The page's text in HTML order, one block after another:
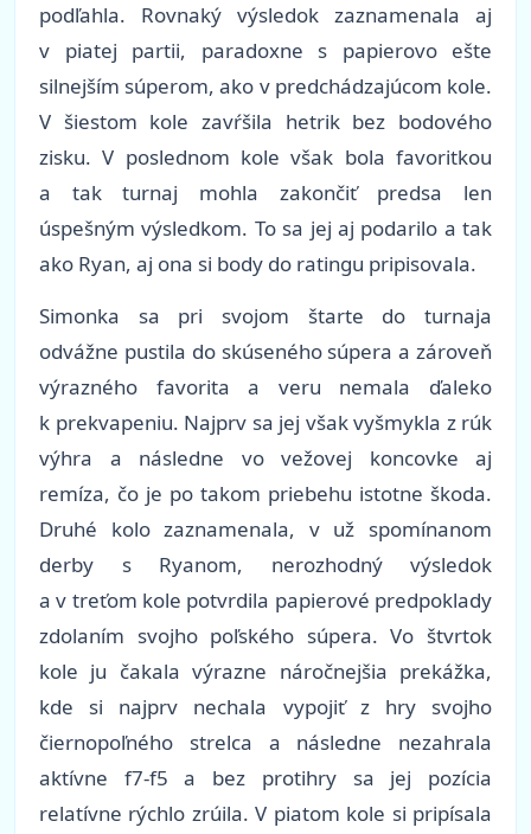
podľahla. Rovnaký výsledok zaznamenala aj
v piatej partii, paradoxne s papierovo ešte
silnejším súperom, ako v predchádzajúcom kole.
V šiestom kole zavŕšila hetrik bez bodového
zisku. V poslednom kole však bola favoritkou
a tak turnaj mohla zakončiť predsa len
úspešným výsledkom. To sa jej aj podarilo a tak
ako Ryan, aj ona si body do ratingu pripisovala.
Simonka sa pri svojom štarte do turnaja
odvážne pustila do skúseného súpera a zároveň
výrazného favorita a veru nemala ďaleko
k prekvapeniu. Najprv sa jej však vyšmykla z rúk
výhra a následne vo vežovej koncovke aj
remíza, čo je po takom priebehu istotne škoda.
Druhé kolo zaznamenala, v už spomínanom
derby s Ryanom, nerozhodný výsledok
a v treťom kole potvrdila papierové predpoklady
zdolaním svojho poľského súpera. Vo štvrtok
kole ju čakala výrazne náročnejšia prekážka,
kde si najprv nechala vypojiť z hry svojho
čiernopoľného strelca a následne nezahrala
aktívne f7-f5 a bez protihry sa jej pozícia
relatívne rýchlo zrúila. V piatom kole si pripísala